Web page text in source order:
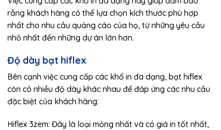
rằng khách hàng có thể lựa chọn kích thước phù hợp
nhất cho nhu cầu quảng cáo của họ, từ những yêu cầu
nhỏ nhất đến những dự án lớn hơn.
Độ dày bạt hiflex
Bên cạnh việc cung cấp các khổ in đa dạng, bạt hiflex
còn có nhiều độ dày khác nhau để đáp ứng các nhu cầu
đặc biệt của khách hàng:
Hiflex 3zem: Đây là loại mỏng nhất và có giá in tốt nhất,